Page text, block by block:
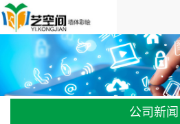
公司新闻